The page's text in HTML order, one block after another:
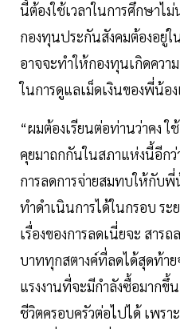
นี้ต้องใช้เวลาในการศึกษาไ
กองทุนประกันสังคมต้องอยู่
อาจจะทำให้กองทุนเกิดควา
ในการดูแลเม็ดเงินของพี่น้อ
“ผมต้องเรียนต่อท่านว่าคง ใ
คุยมาถกกันในสภาแห่งนี้อีก
การลดการจ่ายสมทบให้กับพี่
ทำดำเนินการได้ในกรอบ ระ
เรื่องของการลดเนี่ยจะ สาร
บาททุกสตางค์ที่ลดได้สุดท้า
แรงงานที่จะมีกำลังซื้อมากขึ้
ชีวิตครอบครัวต่อไปได้ เพร